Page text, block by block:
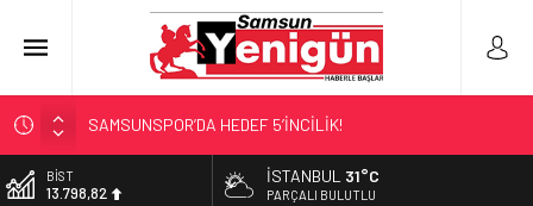
SAMSUNSPOR’DA HEDEF 5’İNCİLİK!
‘BAFRA’YA YATIRIM YAPIN!’
İŞTE FINDIK FİYATI!
BİST
13.798,82
İSTANBUL 31°C
PARÇALI BULUTLU